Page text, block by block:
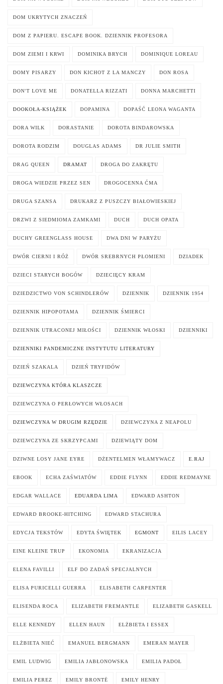
DOM UKRYTYCH ZNACZEŃ
DOM Z PAPIERU. ESCAPE BOOK. DZIENNIK PROFESORA
DOM ZIEMI I KRWI DOMINIKA BRYCH DOMINIQUE LOREAU
DOMY PISARZY DON KICHOT Z LA MANCZY DON ROSA
DON'T LOVE ME DONATELLA RIZZATI DONNA MARCHETTI
DOOKOŁA-KSIĄŻEK DOPAMINA DOPAŚĆ LEONA WAGANTA
DORA WILK DORASTANIE DOROTA BINDAROWSKA
DOROTA RODZIM DOUGLAS ADAMS DR JULIE SMITH
DRAG QUEEN DRAMAT DROGA DO ZAKRĘTU
DROGA WIEDZIE PRZEZ SEN DROGOCENNA ĆMA
DRUGA SZANSA DRUKARZ Z PUSZCZY BIAŁOWIESKIEJ
DRZWI Z SIEDMIOMA ZAMKAMI DUCH DUCH OPATA
DUCHY GREENGLASS HOUSE DWA DNI W PARYŻU
DWÓR CIERNI I RÓŻ DWÓR SREBRNYCH PŁOMIENI DZIADEK
DZIECI STARYCH BOGÓW DZIECIĘCY KRAM
DZIEDZICTWO VON SCHINDLERÓW DZIENNIK DZIENNIK 1954
DZIENNIK HIPOPOTAMA DZIENNIK ŚMIERCI
DZIENNIK UTRACONEJ MIŁOŚCI DZIENNIK WŁOSKI DZIENNIKI
DZIENNIKI PANDEMICZNE INSTYTUTU LITERATURY
DZIEŃ SZAKALA DZIEŃ TRYFIDÓW
DZIEWCZYNA KTÓRA KLASZCZE
DZIEWCZYNA O PERŁOWYCH WŁOSACH
DZIEWCZYNA W DRUGIM RZĘDZIE DZIEWCZYNA Z NEAPOLU
DZIEWCZYNA ZE SKRZYPCAMI DZIEWIĄTY DOM
DZIWNE LOSY JANE EYRE DŻENTELMEN WŁAMYWACZ E.RAJ
EBOOK ECHA ZAŚWIATÓW EDDIE FLYNN EDDIE REDMAYNE
EDGAR WALLACE EDUARDA LIMA EDWARD ASHTON
EDWARD BROOKE-HITCHING EDWARD STACHURA
EDYCJA TEKSTÓW EDYTA ŚWIĘTEK EGMONT EILIS LACEY
EINE KLEINE TRUP EKONOMIA EKRANIZACJA
ELENA FAVILLI ELF DO ZADAŃ SPECJALNYCH
ELISA PURICELLI GUERRA ELISABETH CARPENTER
ELISENDA ROCA ELIZABETH FREMANTLE ELIZABETH GASKELL
ELLE KENNEDY ELLEN HAUN ELŻBIETA I ESSEX
ELŻBIETA NIEĆ EMANUEL BERGMANN EMERAN MAYER
EMIL LUDWIG EMILIA JABŁONOWSKA EMILIA PADOŁ
EMILIA PEREZ EMILY BRONTË EMILY HENRY